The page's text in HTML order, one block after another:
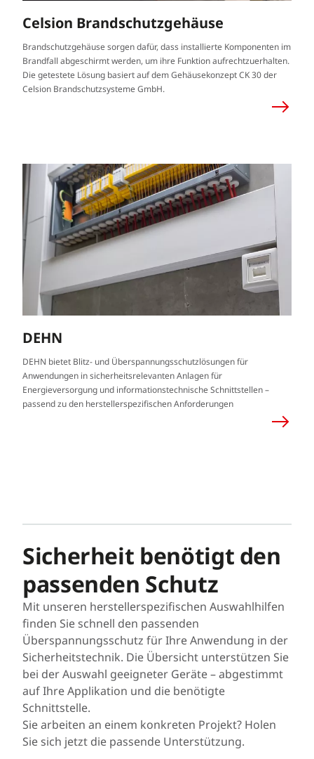
Celsion Brandschutzgehäuse
Brandschutzgehäuse sorgen dafür, dass installierte Komponenten im
Brandfall abgeschirmt werden, um ihre Funktion aufrechtzuerhalten.
Die getestete Lösung basiert auf dem Gehäusekonzept CK 30 der
Celsion Brandschutzsysteme GmbH.
DEHN
DEHN bietet Blitz- und Überspannungsschutzlösungen für
Anwendungen in sicherheitsrelevanten Anlagen für
Energieversorgung und informationstechnische Schnittstellen –
passend zu den herstellerspezifischen Anforderungen
Sicherheit benötigt den
passenden Schutz
Mit unseren herstellerspezifischen Auswahlhilfen
finden Sie schnell den passenden
Überspannungsschutz für Ihre Anwendung in der
Sicherheitstechnik. Die Übersicht unterstützen Sie
bei der Auswahl geeigneter Geräte – abgestimmt
auf Ihre Applikation und die benötigte
Schnittstelle.
Sie arbeiten an einem konkreten Projekt? Holen
Sie sich jetzt die passende Unterstützung.